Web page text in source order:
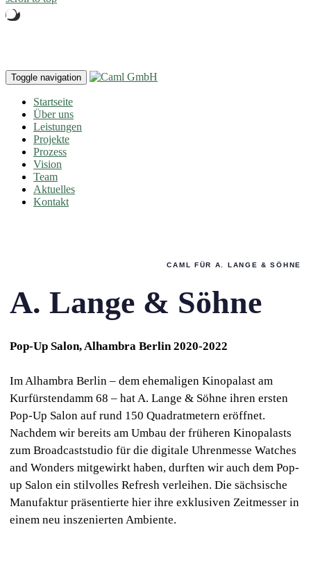
Toggle navigation
Startseite
Über uns
Leistungen
Projekte
Prozess
Vision
Team
Aktuelles
Kontakt
CAML FÜR A. LANGE & SÖHNE
A. Lange & Söhne
Pop-Up Salon, Alhambra Berlin 2020-2022
Im Alhambra Berlin – dem ehemaligen Kinopalast am
Kurfürstendamm 68 – hat A. Lange & Söhne ihren ersten
Pop-Up Salon auf rund 150 Quadratmetern eröffnet.
Nachdem wir bereits am Umbau der früheren Kinopalasts
zum Broadcaststudio für die digitale Uhrenmesse Watches
and Wonders mitgewirkt haben, durften wir auch dem Pop-
up Salon ein stilvolles Refresh verleihen. Die sächsische
Manufaktur präsentierte hier ihre exklusiven Zeitmesser in
einem neu inszenierten Ambiente.